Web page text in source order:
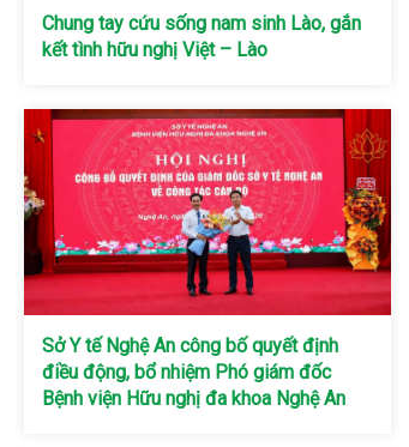
Chung tay cứu sống nam sinh Lào, gắn
kết tình hữu nghị Việt – Lào
Sở Y tế Nghệ An công bố quyết định
điều động, bổ nhiệm Phó giám đốc
Bệnh viện Hữu nghị đa khoa Nghệ An